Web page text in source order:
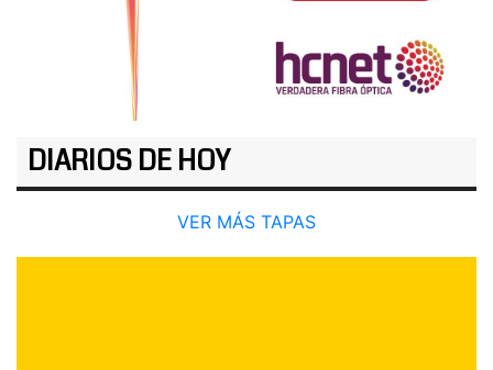
DIARIOS DE HOY
VER MÁS TAPAS